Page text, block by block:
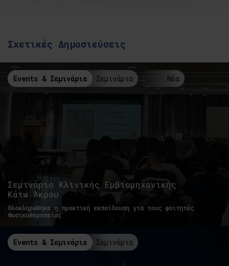
Σχετικές Δημοσιεύσεις
Events & Σεμινάρια Σεμινάρια Νέα
Σεμινάριο Κλινικής Εμβιομηχανικής
Κάτω Άκρου
Ολοκληρώθηκε η πρακτική εκπαίδευση για τους φοιτητές
Φυσικοθεραπείας
Events & Σεμινάρια Σεμινάρια